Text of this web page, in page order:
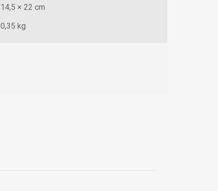
14,5 × 22 cm
0,35 kg